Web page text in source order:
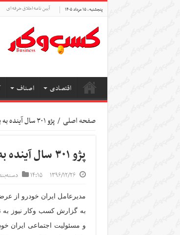
پنجشنبه , ۱۵ مرداد ۱۴۰۵ آیین نامه اخلاق حرفه ای
اقتصادی اصناف
صفحه اصلی / پژو ۳۰۱ سال آینده به بازار می‌آید
پژو ۳۰۱ سال آینده به بازار می‌آید
۱۳۹۶/۱۲/۲۶ ۱۴:۱۵
مدیرعامل ایران خودرو از عرضه خودروی پژو ۳۰۱ از
به گزارش کسب وکار نیوز به